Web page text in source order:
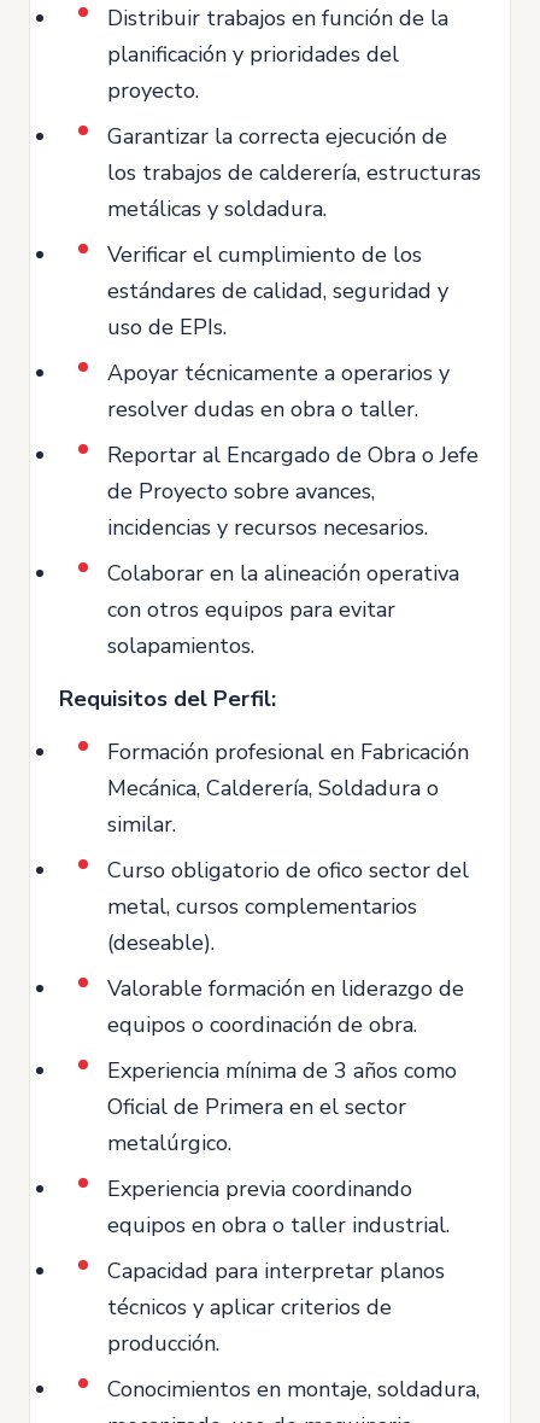
Distribuir trabajos en función de la
planificación y prioridades del
proyecto.
Garantizar la correcta ejecución de
los trabajos de calderería, estructuras
metálicas y soldadura.
Verificar el cumplimiento de los
estándares de calidad, seguridad y
uso de EPIs.
Apoyar técnicamente a operarios y
resolver dudas en obra o taller.
Reportar al Encargado de Obra o Jefe
de Proyecto sobre avances,
incidencias y recursos necesarios.
Colaborar en la alineación operativa
con otros equipos para evitar
solapamientos.
Requisitos del Perfil:
Formación profesional en Fabricación
Mecánica, Calderería, Soldadura o
similar.
Curso obligatorio de ofico sector del
metal, cursos complementarios
(deseable).
Valorable formación en liderazgo de
equipos o coordinación de obra.
Experiencia mínima de 3 años como
Oficial de Primera en el sector
metalúrgico.
Experiencia previa coordinando
equipos en obra o taller industrial.
Capacidad para interpretar planos
técnicos y aplicar criterios de
producción.
Conocimientos en montaje, soldadura,